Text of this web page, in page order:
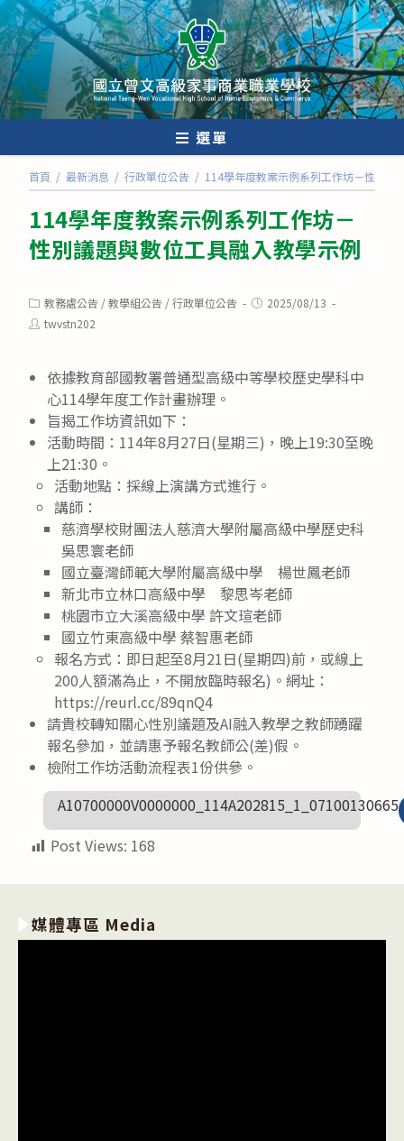
跳
轉
至
主
要
內
選單
首頁 / 最新消息 / 行政單位公告 / 114學年度教案示例系列工作坊－性別議
114學年度教案示例系列工作坊－
性別議題與數位工具融入教學示例
Post
category:
教務處公告 /教學組公告 /行政單位公告
Post2025/08/13
Posttwvstn202
依據教育部國教署普通型高級中等學校歷史學科中
心114學年度工作計畫辦理。
旨揭工作坊資訊如下：
活動時間：114年8月27日(星期三)，晚上19:30至晚
上21:30。
活動地點：採線上演講方式進行。
講師：
慈濟學校財團法人慈濟大學附屬高級中學歷史科
吳思寰老師
國立臺灣師範大學附屬高級中學 楊世鳳老師
新北市立林口高級中學 黎思岑老師
桃園市立大溪高級中學 許文瑄老師
國立竹東高級中學 蔡智惠老師
報名方式：即日起至8月21日(星期四)前，或線上
200人額滿為止，不開放臨時報名)。網址：
https://reurl.cc/89qnQ4
請貴校轉知關心性別議題及AI融入教學之教師踴躍
報名參加，並請惠予報名教師公(差)假。
檢附工作坊活動流程表1份供參。
A10700000V0000000_114A202815_1_07100130665
Post Views: 168
媒體專區 Media